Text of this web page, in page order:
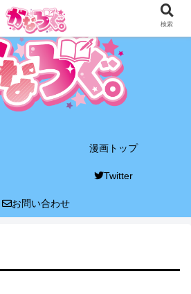
漫画トップ
Twitter
お問い合わせ
検索